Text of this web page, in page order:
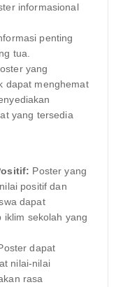
informasional
penting
tua.
yang
dapat menghemat
yang tersedia
Poster yang
positif dan
dapat
iklim sekolah yang
dapat
nilai-nilai
rasa